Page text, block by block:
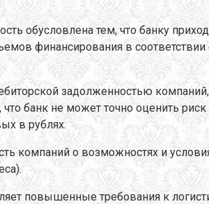
обусловлена тем, что банку
финансирования в
задолженностью
банк не может точно оценить
в рублях.
компаний о возможностях и
повышенные требования к